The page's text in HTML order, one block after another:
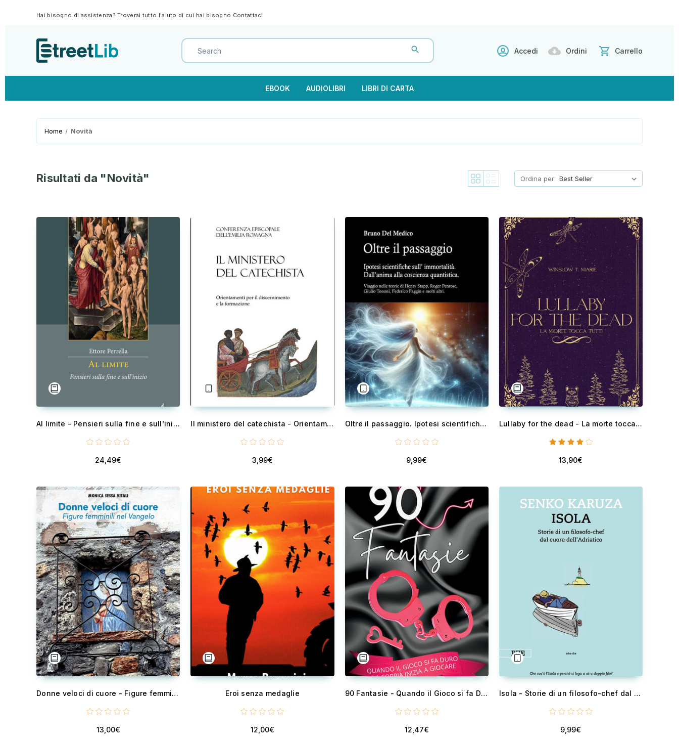
Hai bisogno di assistenza? Troverai tutto l'aiuto di cui hai bisogno Contattaci
Accedi Ordini Carrello
EBOOK AUDIOLIBRI LIBRI DI CARTA
Home Novità
Risultati da "Novità" Ordina per:
Al limite - Pensieri sulla fine e sull’inizio
24,49€
Il ministero del catechista - Orientamenti per il discernimento e la formazione
3,99€
Oltre il passaggio. Ipotesi scientifiche sull’ immortalità. Dall’anima alla coscienza quantistica. - Viaggio nelle teorie di Henry Stapp, Roger Penrose, David Bohm, Giulio Tononi, Federico Faggin e molti altri.
9,99€
Lullaby for the dead - La morte tocca tutti
13,90€
Donne veloci di cuore - Figure femminili nel Vangelo
13,00€
Eroi senza medaglie
12,00€
90 Fantasie - Quando il Gioco si fa Duro la Coppia Inizia a Giocare
12,47€
Isola - Storie di un filosofo-chef dal cuore dell'Adriatico
9,99€